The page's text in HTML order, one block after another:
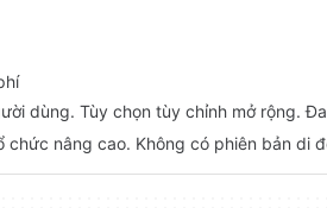
dùng. Tùy chọn tùy chỉnh mở rộng.
chức nâng cao. Không có phiên bản di